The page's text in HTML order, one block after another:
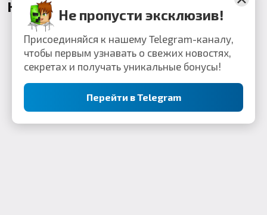
КомментарииНе пропусти эксклюзив!
Присоединяйся к нашему Telegram-каналу,
чтобы первым узнавать о свежих новостях,
секретах и получать уникальные бонусы!
Перейти в Telegram